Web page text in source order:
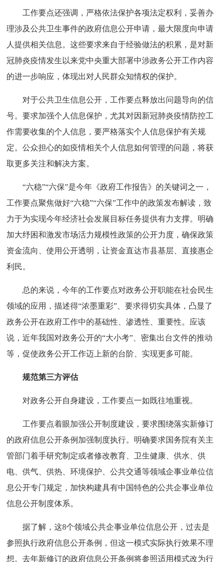
工作要点还强调，严格依法保护各项法定权利，妥善办
理涉及公共卫生事件的政府信息公开申请，最大限度向申请
人提供相关信息。这些要求来自于经验做法的积累，是对新
冠肺炎疫情发生以来党中央重大部署中涉政务公开工作内容
的进一步响应，体现出对人民群众知情权的保护。
对于公共卫生信息公开，工作要点释放出问题导向的信
号。要求加强个人信息保护，尤其对因新冠肺炎疫情防控工
作需要收集的个人信息，要严格落实个人信息保护有关规
定。公众担心的如疫情相关个人信息如何管理的问题，将获
取更多关注和解决方案。
“六稳”“六保”是今年《政府工作报告》的关键词之一，
工作要点聚焦做好“六稳”“六保”工作中的政策发布解读，致
力于为实现今年经济社会发展目标任务提供有力支撑。明确
加大纾困和激发市场活力规模性政策的公开力度，确保政策
资金流向、使用公开透明，让资金直达市县基层、直接惠企
利民。
总的来说，今年的工作要点对政务公开职能在社会民生
领域的应用，描述得“浓墨重彩”、要求得切实具体，凸显了
政务公开在政府工作中的基础性、渗透性、重要性。应该
说，近年我国对政务公开的“大小考”、密集出台文件的推动
等，促使政务公开工作迈上新的台阶、实现更多可能。
规范第三方评估
对政务公开自身建设，工作要点一如既往地重视。
工作要点着眼加强公开制度建设，要求围绕落实新修订
的政府信息公开条例加强制度执行。明确要求国务院有关主
管部门着手研究制定或者修改教育、卫生健康、供水、供
电、供气、供热、环境保护、公共交通等领域企事业单位信
息公开专门规定，加快构建具有中国特色的公共企事业单位
信息公开制度体系。
据了解，这8个领域公共企事业单位信息公开，过去是
参照执行政府信息公开条例，但这一模式实际执行效果不理
想。去年新修订的政府信息公开条例将参照适用模式改为行